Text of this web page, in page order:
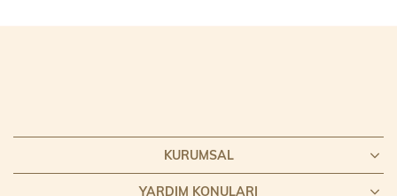
KURUMSAL
YARDIM KONULARI